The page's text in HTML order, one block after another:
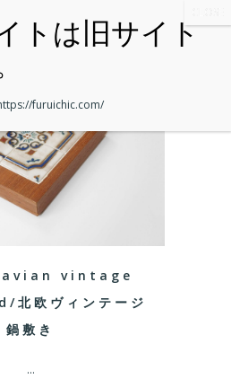
vintage
欧ヴィンテージ
鍋敷き
...
furuichic.com/